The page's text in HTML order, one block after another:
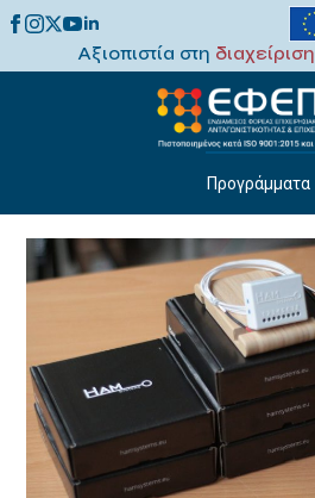
Αξιοπιστία στη διαχείριση
Προγράμματα